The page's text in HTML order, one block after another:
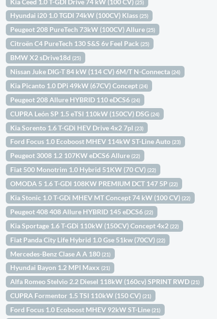
(25)
Hyundai i20 1.0 TGDI 74kW (100CV) Klass(25)
Peugeot 208 PureTech 73kW (100CV) Allure(25)
Citroën C4 PureTech 130 S&S 6v Feel Pack(25)
BMW X2 sDrive18d(25)
Nissan Juke DIG-T 84 kW (114 CV) 6M/T N-Connecta(24)
Kia Picanto 1.0 DPi 49kW (67CV) Concept(24)
Peugeot 208 Allure HYBRID 110 eDCS6(24)
CUPRA León SP 1.5 eTSI 110kW (150CV) DSG(24)
Kia Sorento 1.6 T-GDi HEV Drive 4x2 7pl(23)
Ford Focus 1.0 Ecoboost MHEV 114kW ST-Line Auto(23)
Peugeot 3008 1.2 107KW eDCS6 Allure(22)
Fiat 500 Monotrim 1.0 Hybrid 51KW (70 CV)(22)
OMODA 5 1.6 T-GDI 108KW PREMIUM DCT 147 5P(22)
Kia Stonic 1.0 T-GDi MHEV MT Concept 74 kW (100 CV)(22)
Peugeot 408 408 Allure HYBRID 145 eDCS6(22)
Kia Sportage 1.6 T-GDi 110kW (150CV) Concept 4x2(22)
Fiat Panda City Life Hybrid 1.0 Gse 51kw (70CV)(22)
Mercedes-Benz Clase A A 180(21)
Hyundai Bayon 1.2 MPI Maxx(21)
Alfa Romeo Stelvio 2.2 Diesel 118kW (160cv) SPRINT RWD(21)
CUPRA Formentor 1.5 TSI 110kW (150 CV)(21)
Ford Focus 1.0 Ecoboost MHEV 92kW ST-Line(21)